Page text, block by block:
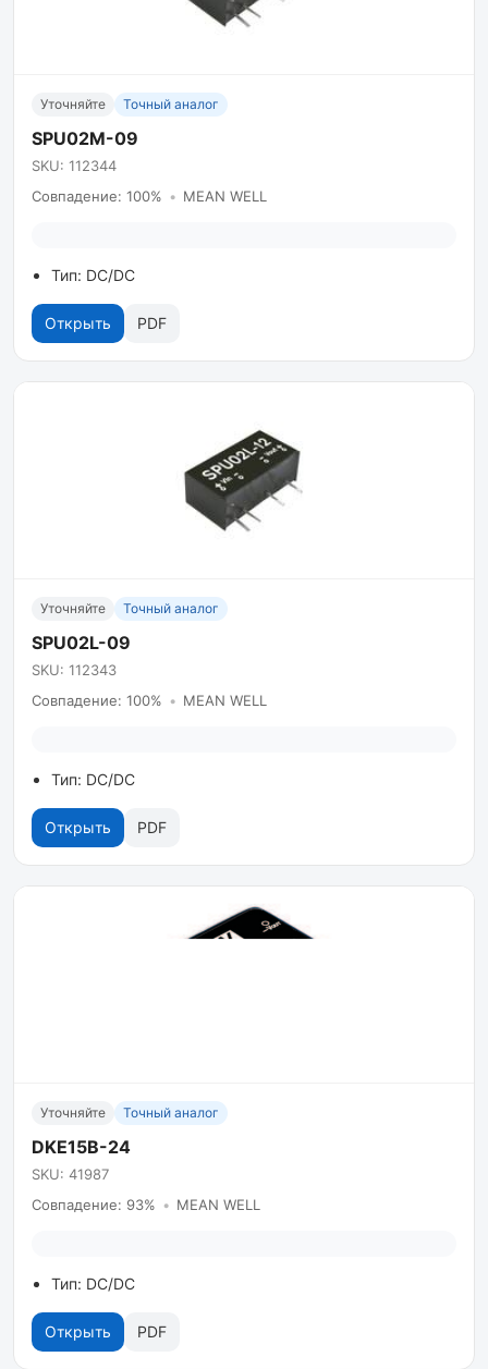
Уточняйте Точный аналог
SPU02M-09
SKU: 112344
Совпадение: 100% • MEAN WELL
Тип: DC/DC
Открыть PDF
Уточняйте Точный аналог
SPU02L-09
SKU: 112343
Совпадение: 100% • MEAN WELL
Тип: DC/DC
Открыть PDF
Уточняйте Точный аналог
DKE15B-24
SKU: 41987
Совпадение: 93% • MEAN WELL
Тип: DC/DC
Открыть PDF